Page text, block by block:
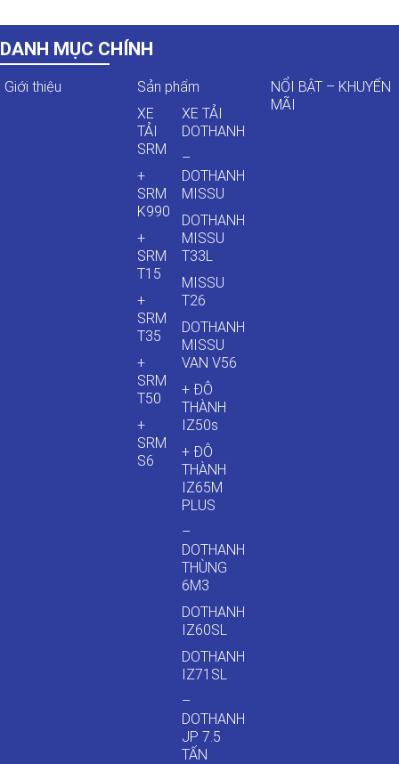
DANH MỤC CHÍNH
Giới thiệu
Sản phẩm
XE
TẢI
SRM
+
SRM
K990
+
SRM
T15
+
SRM
T35
+
SRM
T50
+
SRM
S6
XE TẢI
DOTHANH
–
DOTHANH
MISSU
DOTHANH
MISSU
T33L
MISSU
T26
DOTHANH
MISSU
VAN V56
+ ĐÔ
THÀNH
IZ50s
+ ĐÔ
THÀNH
IZ65M
PLUS
–
DOTHANH
THÙNG
6M3
DOTHANH
IZ60SL
DOTHANH
IZ71SL
–
DOTHANH
JP 7.5
TẤN
NỔI BẬT – KHUYẾN
MÃI